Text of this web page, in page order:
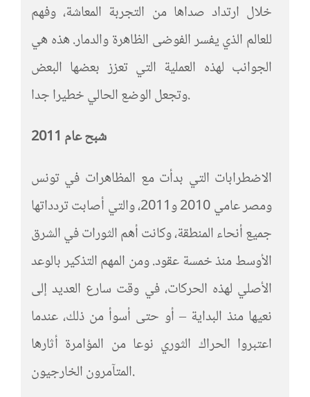
خلال ارتداد صداها من التجربة المعاشة، وفهم
للعالم الذي يفسر الفوضى الظاهرة والدمار. هذه هي
الجوانب لهذه العملية التي تعزز بعضها البعض
وتجعل الوضع الحالي خطيرا جدا.
شبح عام 2011
الاضطرابات التي بدأت مع المظاهرات في تونس
ومصر عامي 2010 و2011، والتي أصابت تردداتها
جميع أنحاء المنطقة، وكانت أهم الثورات في الشرق
الأوسط منذ خمسة عقود. ومن المهم التذكير بالوعد
الأصلي لهذه الحركات، في وقت سارع العديد إلى
نعيها منذ البداية – أو حتى أسوأ من ذلك، عندما
اعتبروا الحراك الثوري نوعا من المؤامرة أثارها
المتآمرون الخارجيون.